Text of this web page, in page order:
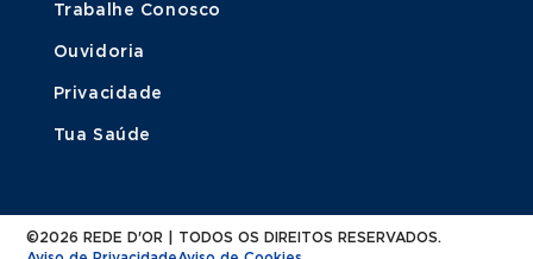
Trabalhe Conosco
Ouvidoria
Privacidade
Tua Saúde
©2026 REDE D'OR | TODOS OS DIREITOS RESERVADOS.